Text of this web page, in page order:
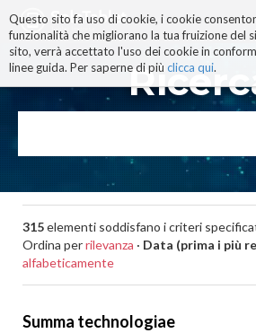
Questo sito fa uso di cookie, i cookie
funzionalità che migliorano la tua fruizione del
sito, verrà accettato l'uso dei cookie in
linee guida. Per saperne di più clicca qui.
ai
contenuti.
|
alla
navigazione
315elementi soddisfano i criteri
Ordina perrilevanza · Data (prima i più
alfabeticamente
Summa technologiae